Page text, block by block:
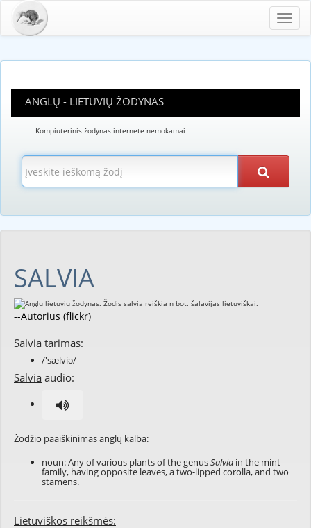
ANGLŲ - LIETUVIŲ ŽODYNAS
Kompiuterinis žodynas internete nemokamai
SALVIA
--Autorius (flickr)
Salvia tarimas:
/'sælviə/
Salvia audio:
Žodžio paaiškinimas anglų kalba:
noun: Any of various plants of the genusSalvia in the mint
family, having opposite leaves, a two-lipped corolla, and two
stamens.
Lietuviškos reikšmės: